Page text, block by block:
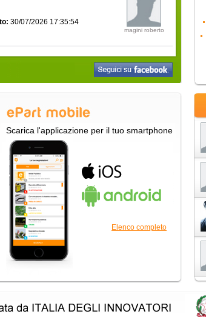
30/07/2026 17:35:54
magini roberto
Scarica l'applicazione per il tuo smartphone
Elenco completo